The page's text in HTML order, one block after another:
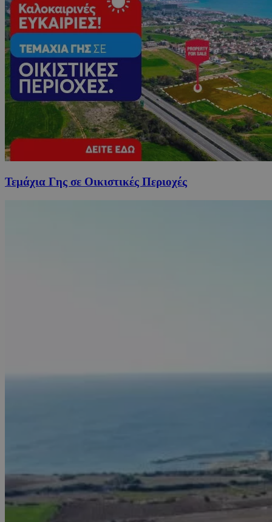
Τεμάχια Γης σε Οικιστικές Περιοχές